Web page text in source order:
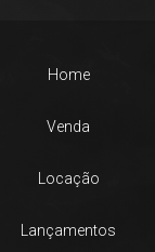
Home
Venda
Locação
Lançamentos